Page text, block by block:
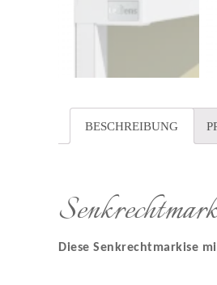
BESCHREIBUNG
Diese Senkrechtmarkise